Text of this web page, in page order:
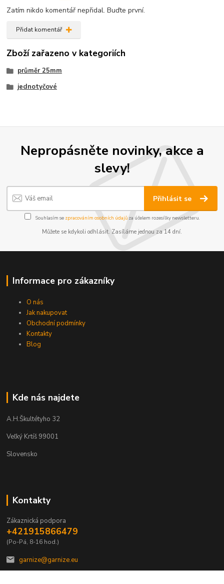
Zatím nikdo komentář nepřidal. Buďte první.
Přidat komentář
Zboží zařazeno v kategoriích
průměr 25mm
jednotyčové
Nepropásněte novinky, akce a
slevy!
Přihlásit se
Souhlasím se zpracováním osobních údajůza účelem rozesílky newsletteru.
Můžete se kdykoli odhlásit. Zasíláme jednou za 14 dní.
Informace pro zákazníky
O nás
Jak nakupovat
Obchodní podmínky
Kontakty
Blog
Kde nás najdete
A.H.Škultétyho 32
Veľký Krtíš 99001
Slovensko
Kontakty
Zákaznická podpora
+421915866479
(Po-Pá, 8-16 hod.)
garnize@garnize.eu